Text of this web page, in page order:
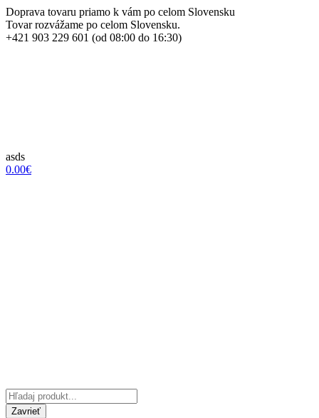
Doprava tovaru priamo k vám po celom Slovensku
Tovar rozvážame po celom Slovensku.
+421 903 229 601 (od 08:00 do 16:30)
asds
0.00€
Zavrieť